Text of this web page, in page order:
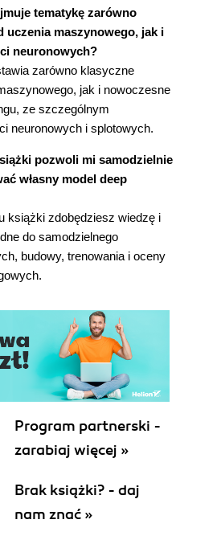
danych
cech
i testowe
danych
problemów z danymi
przestrodze
danych
danych Iris)
odręcznym (zestaw
danych CIFAR-10)
rozszerzać dane uczące?
danych
zestawu danych Iris
zestawu danych CIFAR-10
maszynowe
centroidu
tematykę zarówno
uczenia maszynowego, jak i
neuronowych?
zarówno klasyczne
jak i nowoczesne
ze szczególnym
neuronowych i splotowych.
pozwoli mi samodzielnie
własny model deep
książki zdobędziesz wiedzę i
do samodzielnego
budowy, trenowania i oceny
Program partnerski -
zarabiaj więcej »
Brak książki? - daj
nam znać »